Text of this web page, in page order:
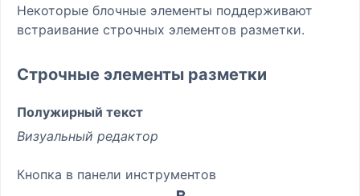
Некоторые блочные элементы поддерживают
встраивание строчных элементов разметки.
Строчные элементы разметки
Полужирный текст
Визуальный редактор
Кнопка в панели инструментов